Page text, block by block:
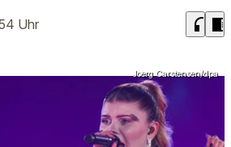
Uhr headphones chrome_reader_mode
Joerg Carstensen/dpa